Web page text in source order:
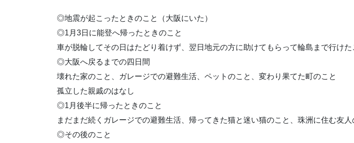
◎地震が起こったときのこと（大阪にいた）
◎1月3日に能登へ帰ったときのこと
車が脱輪してその日はたどり着けず、翌日地元の方に助けてもらって輪島まで行けた
◎大阪へ戻るまでの四日間
壊れた家のこと、ガレージでの避難生活、ペットのこと、変わり果てた町のこと
孤立した親戚のはなし
◎1月後半に帰ったときのこと
まだまだ続くガレージでの避難生活、帰ってきた猫と迷い猫のこと、珠洲に住む友人
◎その後のこと